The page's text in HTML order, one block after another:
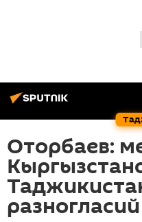
Оторбаев:
разногласий